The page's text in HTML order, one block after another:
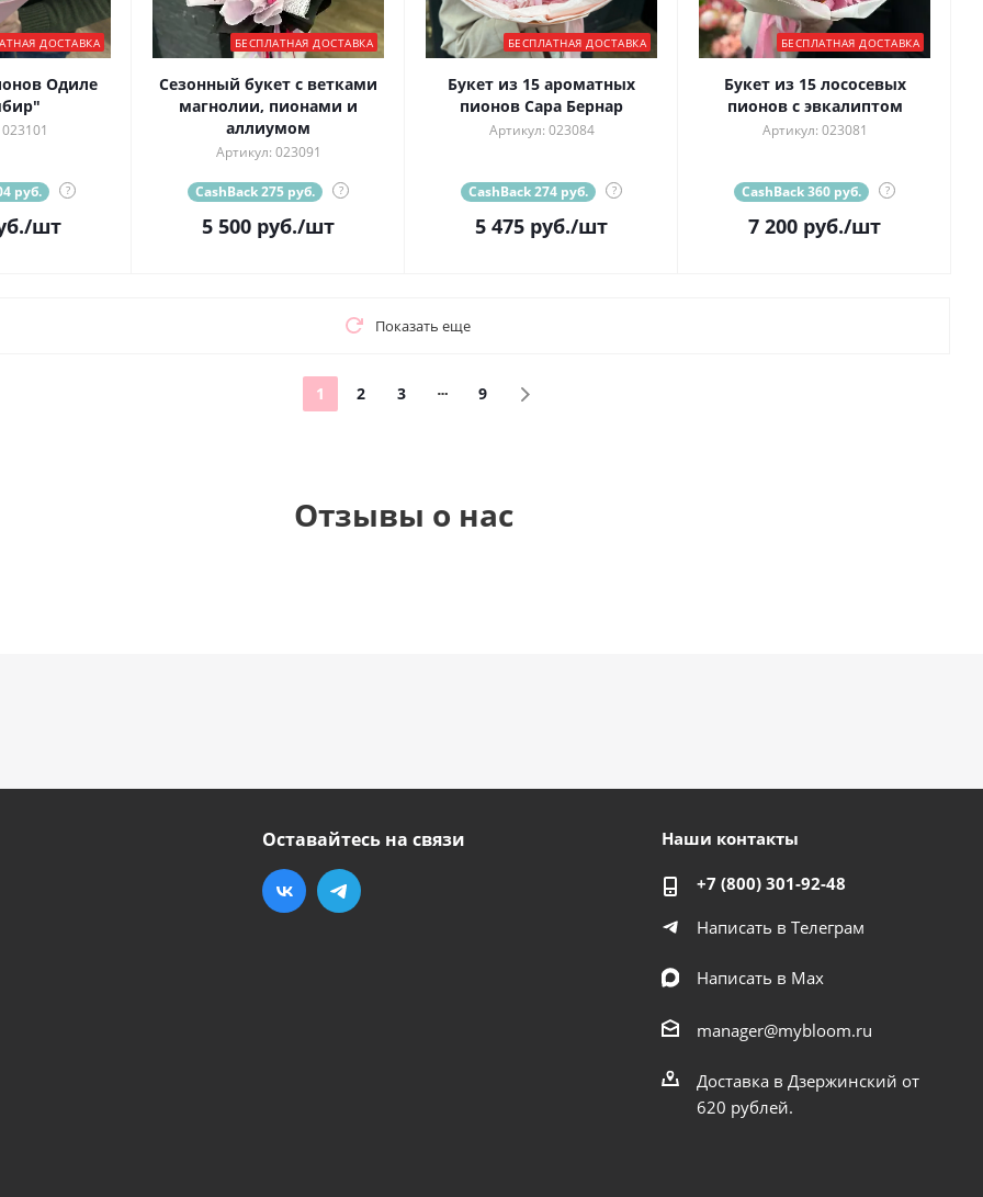
ДОСТАВКА
Одиле
руб. ?
/шт
БЕСПЛАТНАЯ ДОСТАВКА
Сезонный букет с ветками
магнолии, пионами и
аллиумом
Артикул: 023091
CashBack 275 руб. ?
5 500 руб./шт
БЕСПЛАТНАЯ ДОСТАВКА
Букет из 15 ароматных
пионов Сара Бернар
Артикул: 023084
CashBack 274 руб. ?
5 475 руб./шт
БЕСПЛАТНАЯ ДОСТАВКА
Букет из 15 лососевых
пионов с эвкалиптом
Артикул: 023081
CashBack 360 руб. ?
7 200 руб./шт
Показать еще
1 2 3 9
Отзывы о нас
Оставайтесь на связи Наши контакты
+7 (800) 301-92-48
Написать в Телеграм
Написать в Мах
manager@mybloom.ru
Доставка в Дзержинский от
620 рублей.